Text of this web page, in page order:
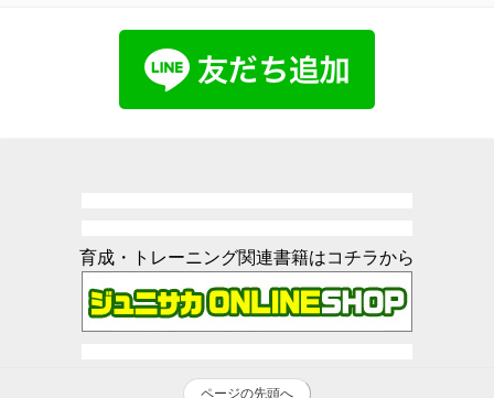
育成・トレーニング関連書籍はコチラから
ページの先頭へ